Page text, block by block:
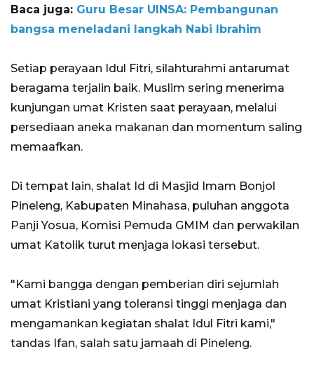
Baca juga: Guru Besar UINSA: Pembangunan
bangsa meneladani langkah Nabi Ibrahim
Setiap perayaan Idul Fitri, silahturahmi antarumat
beragama terjalin baik. Muslim sering menerima
kunjungan umat Kristen saat perayaan, melalui
persediaan aneka makanan dan momentum saling
memaafkan.
Di tempat lain, shalat Id di Masjid Imam Bonjol
Pineleng, Kabupaten Minahasa, puluhan anggota
Panji Yosua, Komisi Pemuda GMIM dan perwakilan
umat Katolik turut menjaga lokasi tersebut.
"Kami bangga dengan pemberian diri sejumlah
umat Kristiani yang toleransi tinggi menjaga dan
mengamankan kegiatan shalat Idul Fitri kami,"
tandas Ifan, salah satu jamaah di Pineleng.